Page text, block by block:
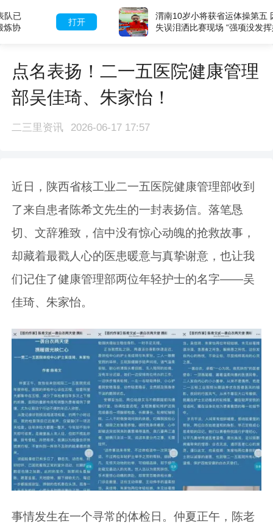
打开
渭南10岁小将获省运体操第五 因比赛
失误泪洒比赛现场 “强项没发挥好，其
点名表扬！二一五医院健康管理
部吴佳琦、朱家怡！
二三里资讯 2026-06-17 17:57
近日，陕西省核工业二一五医院健康管理部收到
了来自患者陈希文先生的一封表扬信。落笔恳
切、文辞雅致，信中没有惊心动魄的抢救故事，
却藏着最戳人心的医患暖意与真挚谢意，也让我
们记住了健康管理部两位年轻护士的名字——吴
佳琦、朱家怡。
事情发生在一个寻常的体检日。仲夏正午，陈老